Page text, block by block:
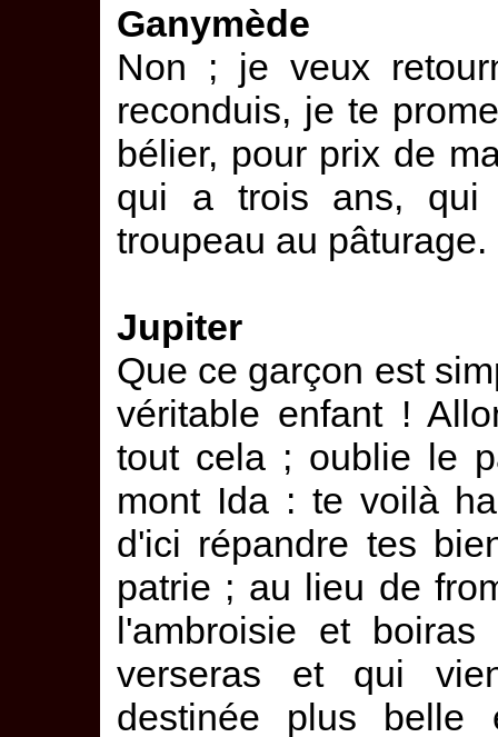
Ganymède
Non ; je veux
reconduis, je te
bélier, pour prix de
qui a trois ans,
troupeau au pâturage.
Jupiter
Que ce garçon est
véritable enfant !
tout cela ; oublie le
mont Ida : te voilà
d'ici répandre tes
patrie ; au lieu de
l'ambroisie et
verseras et qui
destinée plus belle